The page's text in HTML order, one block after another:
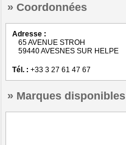
Coordonnées
Adresse :
65 AVENUE STROH
59440 AVESNES SUR HELPE
Tél. : +33 3 27 61 47 67
Marques disponibles